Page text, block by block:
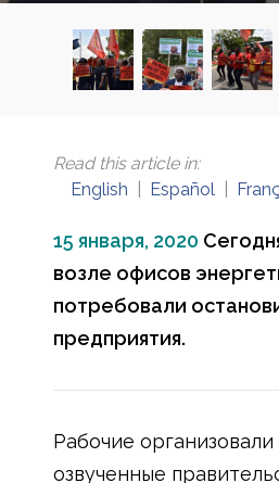
Read this article in:
English
Español
15 января, 2020
возле офисов
потребовали
предприятия.
Рабочие
озвученные